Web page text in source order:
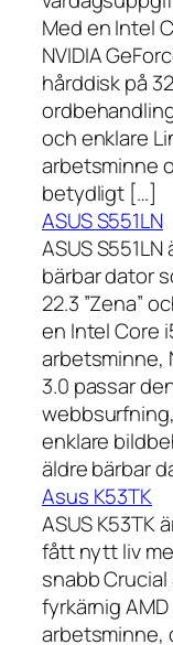
Med en Intel
NVIDIA
hårddisk på
och enklare
arbetsminne
betydligt […]
ASUS S551LN
ASUS
bärbar dator
22.3 ”Zena”
en Intel Core
arbetsminne,
3.0 passar
enklare
äldre bärbar
Asus K53TK
ASUS K53TK
fått nytt liv
snabb Crucial
fyrkärnig
arbetsminne,